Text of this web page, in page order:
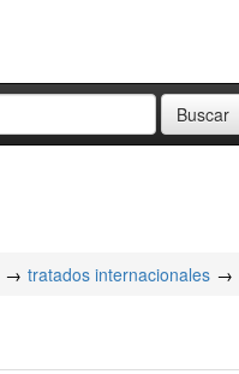
tratados internacionales